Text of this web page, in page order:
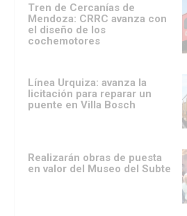
Tren de Cercanías de
Mendoza: CRRC avanza con
el diseño de los
cochemotores
Línea Urquiza: avanza la
licitación para reparar un
puente en Villa Bosch
Realizarán obras de puesta
en valor del Museo del Subte